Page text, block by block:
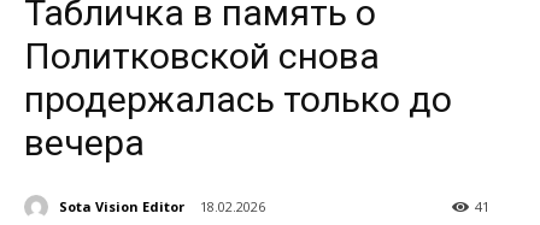
Табличка в память о
Политковской снова
продержалась только до
вечера
Sota Vision Editor 18.02.2026 41